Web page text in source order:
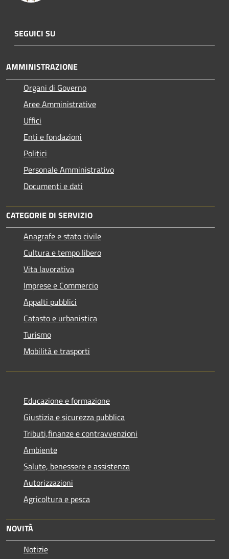
SEGUICI SU
AMMINISTRAZIONE
Organi di Governo
Aree Amministrative
Uffici
Enti e fondazioni
Politici
Personale Amministrativo
Documenti e dati
CATEGORIE DI SERVIZIO
Anagrafe e stato civile
Cultura e tempo libero
Vita lavorativa
Imprese e Commercio
Appalti pubblici
Catasto e urbanistica
Turismo
Mobilità e trasporti
Educazione e formazione
Giustizia e sicurezza pubblica
Tributi,finanze e contravvenzioni
Ambiente
Salute, benessere e assistenza
Autorizzazioni
Agricoltura e pesca
NOVITÀ
Notizie